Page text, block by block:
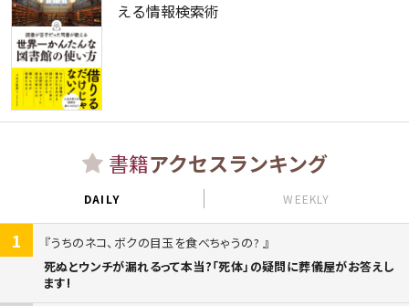
える情報検索術
書籍アクセスランキング
DAILY WEEKLY
1
うちのネコ、ボクの目玉を食べちゃうの?
死ぬとウンチが漏れるって本当?「死体」の疑問に葬儀屋がお答えし
ます!